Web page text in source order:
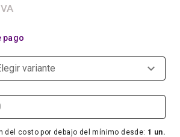
pago
variante
del costo por debajo del mínimo desde: 1 un.